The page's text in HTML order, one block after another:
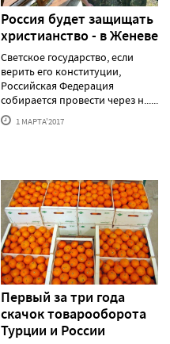
Россия будет защищать
христианство - в Женеве
Светское государство, если
верить его конституции,
Российская Федерация
собирается провести через н......
1 МАРТА'2017
Первый за три года
скачок товарооборота
Турции и России